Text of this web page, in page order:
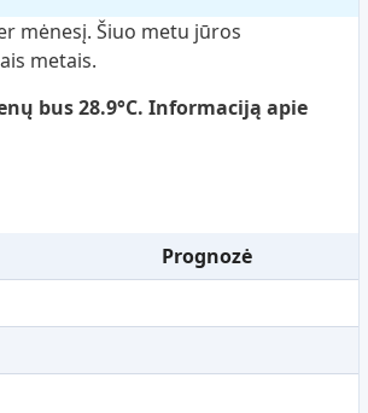
mėnesį. Šiuo metu jūros
metais.
bus 28.9°C. Informaciją apie
Prognozė